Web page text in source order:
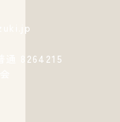
通 8264215